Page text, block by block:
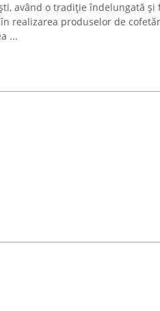
având o tradiție îndelungată
realizarea produselor de
...